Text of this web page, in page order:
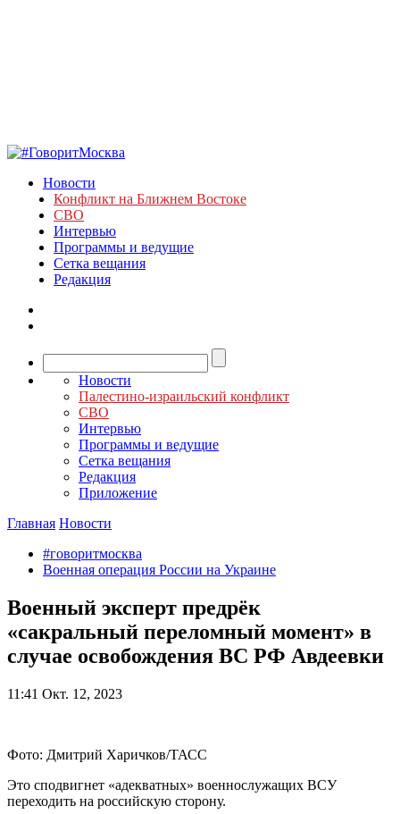
Новости
Конфликт на Ближнем Востоке
СВО
Интервью
Программы и ведущие
Сетка вещания
Редакция
Новости
Палестино-израильский конфликт
СВО
Интервью
Программы и ведущие
Сетка вещания
Редакция
Приложение
Главная Новости
#говоритмосква
Военная операция России на Украине
Военный эксперт предрёк
«сакральный переломный момент» в
случае освобождения ВС РФ Авдеевки
11:41 Окт. 12, 2023
Фото: Дмитрий Харичков/ТАСС
Это сподвигнет «адекватных» военнослужащих ВСУ
переходить на российскую сторону.